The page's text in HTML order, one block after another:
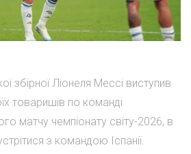
збірної Ліонеля Мессі виступив
товаришів по команді
матчу чемпіонату світу-2026, в
з командою Іспанії.